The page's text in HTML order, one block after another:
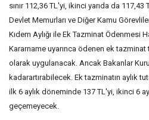
sınır 112,36 TL'yi, ikinci yarıda da 117,43
Devlet Memurları ve Diğer Kamu
Kıdem Aylığı ile Ek Tazminat Ödenmesi
Kararname uyarınca ödenen ek tazminat
olarak uygulanacak. Ancak Bakanlar
kadarartırabilecek. Ek tazminatın aylık
ilk 6 aylık döneminde 137 TL'yi, ikinci 6
geçemeyecek.